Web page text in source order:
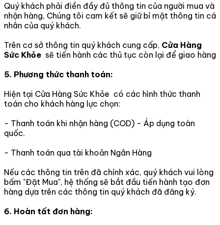
Quý khách phải điền đầy đủ thông tin của người mua và
nhận hàng, Chúng tôi cam kết sẽ giữ bí mật thông tin cá
nhân của quý khách.
Trên cơ sở thông tin quý khách cung cấp, Cửa Hàng
Sức Khỏe sẽ tiến hành các thủ tục còn lại để giao hàng
5. Phương thức thanh toán:
Hiện tại Cửa Hàng Sức Khỏe có các hình thức thanh
toán cho khách hàng lực chọn:
- Thanh toán khi nhận hàng (COD) - Áp dụng toàn
quốc.
- Thanh toán qua tài khoản Ngân Hàng
Nếu các thông tin trên đã chính xác, quý khách vui lòng
bấm "Đặt Mua", hệ thống sẽ bắt đầu tiến hành tạo đơn
hàng dựa trên các thông tin quý khách đã đăng ký.
6. Hoàn tất đơn hàng: